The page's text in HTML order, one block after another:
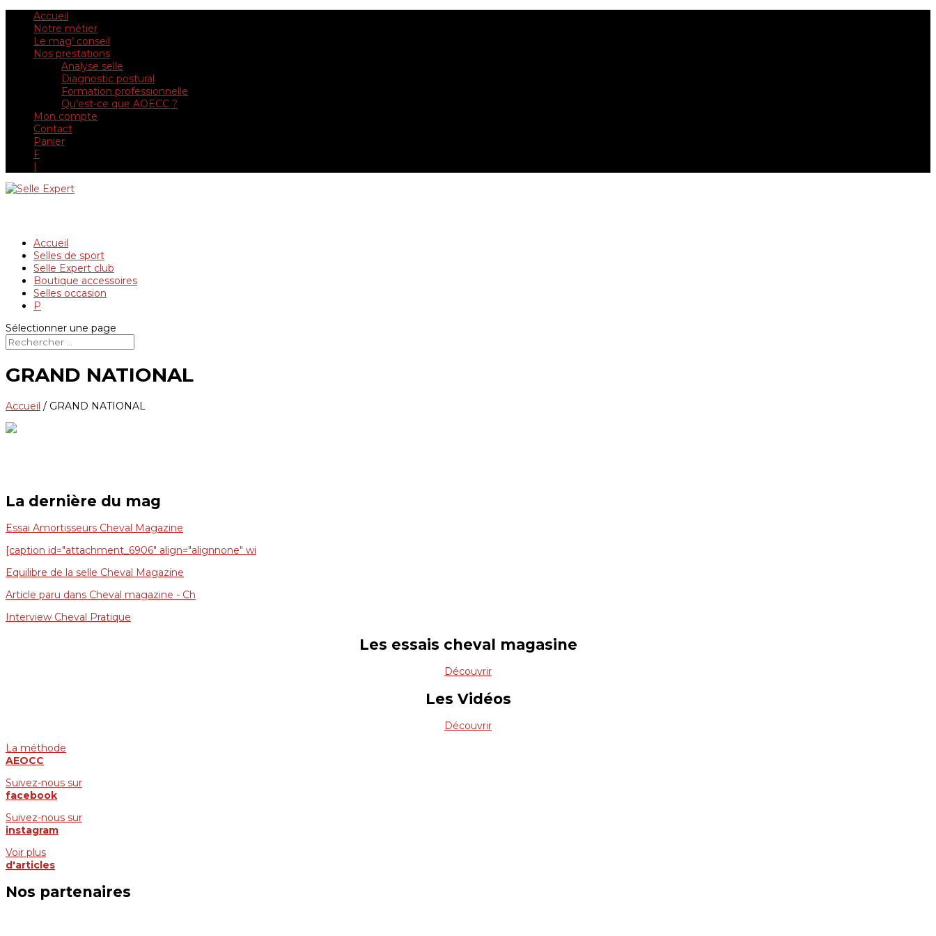
Accueil
Notre métier
Le mag’ conseil
Nos prestations
Analyse selle
Diagnostic postural
Formation professionnelle
Qu’est-ce que AOECC ?
Mon compte
Contact
Panier
F
I
Accueil
Selles de sport
Selle Expert club
Boutique accessoires
Selles occasion
P
Sélectionner une page
GRAND NATIONAL
Accueil / GRAND NATIONAL
La dernière du mag
Essai Amortisseurs Cheval Magazine
[caption id="attachment_6906" align="alignnone" wi
Equilibre de la selle Cheval Magazine
Article paru dans Cheval magazine - Ch
Interview Cheval Pratique
Les essais cheval magasine
Découvrir
Les Vidéos
Découvrir
La méthode
AEOCC
Suivez-nous sur
facebook
Suivez-nous sur
instagram
Voir plus
d'articles
Nos partenaires